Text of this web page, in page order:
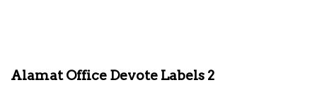
Alamat Office Devote Labels 2